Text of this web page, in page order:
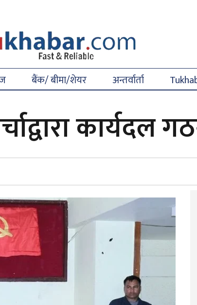
बैंक/ बीमा/शेयर अन्तर्वार्ता
कार्यदल